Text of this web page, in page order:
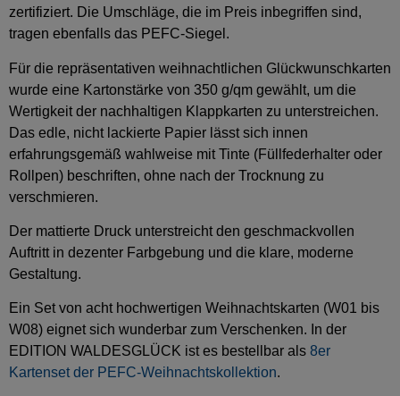
zertifiziert. Die Umschläge, die im Preis inbegriffen sind,
tragen ebenfalls das PEFC-Siegel.
Für die repräsentativen weihnachtlichen Glückwunschkarten
wurde eine Kartonstärke von 350 g/qm gewählt, um die
Wertigkeit der nachhaltigen Klappkarten zu unterstreichen.
Das edle, nicht lackierte Papier lässt sich innen
erfahrungsgemäß wahlweise mit Tinte (Füllfederhalter oder
Rollpen) beschriften, ohne nach der Trocknung zu
verschmieren.
Der mattierte Druck unterstreicht den geschmackvollen
Auftritt in dezenter Farbgebung und die klare, moderne
Gestaltung.
Ein Set von acht hochwertigen Weihnachtskarten (W01 bis
W08) eignet sich wunderbar zum Verschenken. In der
EDITION WALDESGLÜCK ist es bestellbar als 8er
Kartenset der PEFC-Weihnachtskollektion.